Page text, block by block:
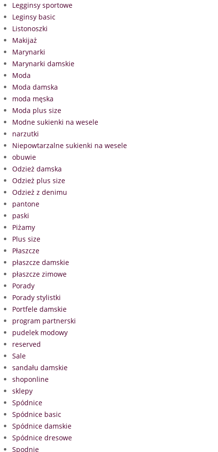
Legginsy sportowe
Leginsy basic
Listonoszki
Makijaż
Marynarki
Marynarki damskie
Moda
Moda damska
moda męska
Moda plus size
Modne sukienki na wesele
narzutki
Niepowtarzalne sukienki na wesele
obuwie
Odzież damska
Odzież plus size
Odzież z denimu
pantone
paski
Piżamy
Plus size
Płaszcze
płaszcze damskie
płaszcze zimowe
Porady
Porady stylistki
Portfele damskie
program partnerski
pudelek modowy
reserved
Sale
sandału damskie
shoponline
sklepy
Spódnice
Spódnice basic
Spódnice damskie
Spódnice dresowe
Spodnie